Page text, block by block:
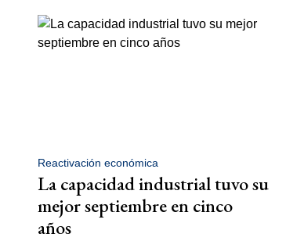
Reactivación económica
La capacidad industrial tuvo su
mejor septiembre en cinco
años